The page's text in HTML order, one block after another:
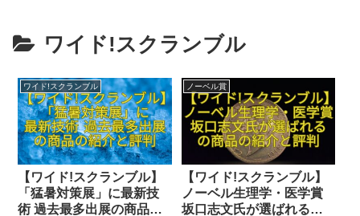
ワイド!スクランブル
ワイド!スクランブル
【ワイド!スクランブル】
「猛暑対策展」に最新技
術 過去最多出展の商品の
ノーベル賞
【ワイド!スクランブル】
ノーベル生理学・医学賞
坂口志文氏が選ばれるの